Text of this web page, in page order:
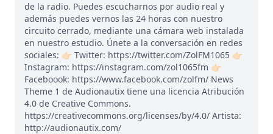
de la radio. Puedes escucharnos por audio real y
además puedes vernos las 24 horas con nuestro
circuito cerrado, mediante una cámara web instalada
en nuestro estudio. Únete a la conversación en redes
sociales: 👉🏻 Twitter: https://twitter.com/ZolFM1065 👉🏻
Instagram: https://instagram.com/zol1065fm 👉🏻
Faceboook: https://www.facebook.com/zolfm/ News
Theme 1 de Audionautix tiene una licencia Atribución
4.0 de Creative Commons.
https://creativecommons.org/licenses/by/4.0/ Artista:
http://audionautix.com/